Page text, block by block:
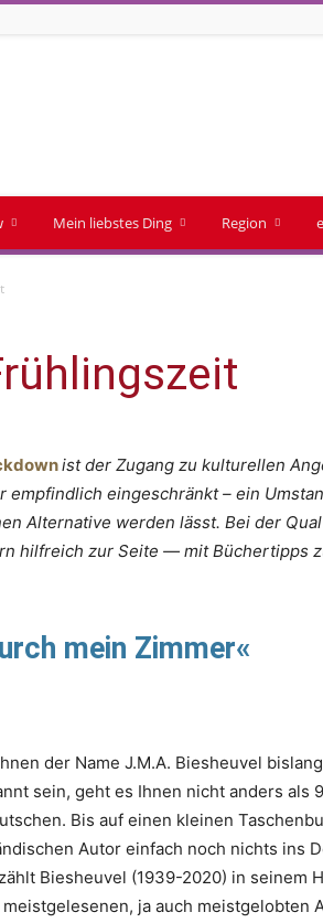
Mein liebstes Ding Region
ist der Zugang zu kulturellen
eingeschränkt – ein
Alternative werden lässt. Bei der
hilfreich zur Seite — mit Büchertipps
mein Zimmer«
der Name J.M.A. Biesheuvel bislang
sein, geht es Ihnen nicht anders als
Bis auf einen kleinen
Autor einfach noch nichts ins
Biesheuvel (1939-2020) in seinem
ja auch meistgelobten